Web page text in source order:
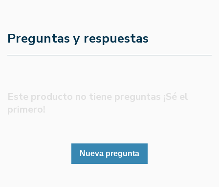
Preguntas y respuestas
Este producto no tiene preguntas ¡Sé el
primero!
Nueva pregunta